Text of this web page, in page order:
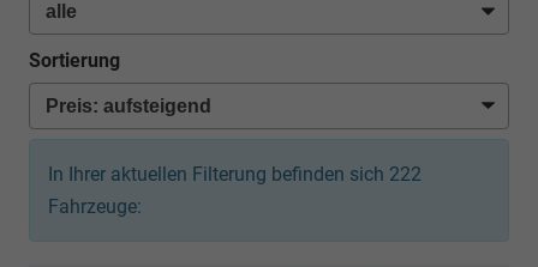
Sortierung
In Ihrer aktuellen Filterung befinden sich 222
Fahrzeuge: